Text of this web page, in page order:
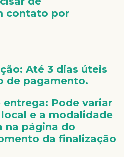
contato por
Até 3 dias úteis
de pagamento.
entrega: Pode variar
e a modalidade
na página do
da finalização